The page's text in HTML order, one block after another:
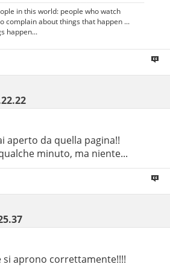
in this world: people who watch
complain about things that happen ...
happen...
aperto da quella pagina!!
minuto, ma niente...
si aprono correttamente!!!!